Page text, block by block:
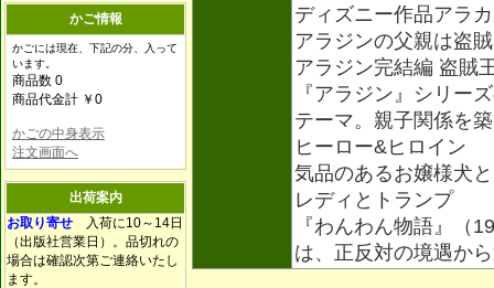
かご情報
かごには現在、下記の分、入って
います。
商品数 0
商品代金計 ￥0
かごの中身表示
注文画面へ
出荷案内
お取り寄せ 入荷に10～14日
（出版社営業日）。品切れの
場合は確認次第ご連絡いたし
ます。
ディズニー作品アラ
アラジンの父親は盗
アラジン完結編 盗賊
『アラジン』シリー
テーマ。親子関係を
ヒーロー&ヒロイン
気品のあるお嬢様犬
レディとトランプ
『わんわん物語』（
は、正反対の境遇か